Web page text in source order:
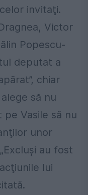
invitaţi.
Victor
Popescu-
deputat a
chiar
să nu
Vasile să nu
unor
au fost
lui